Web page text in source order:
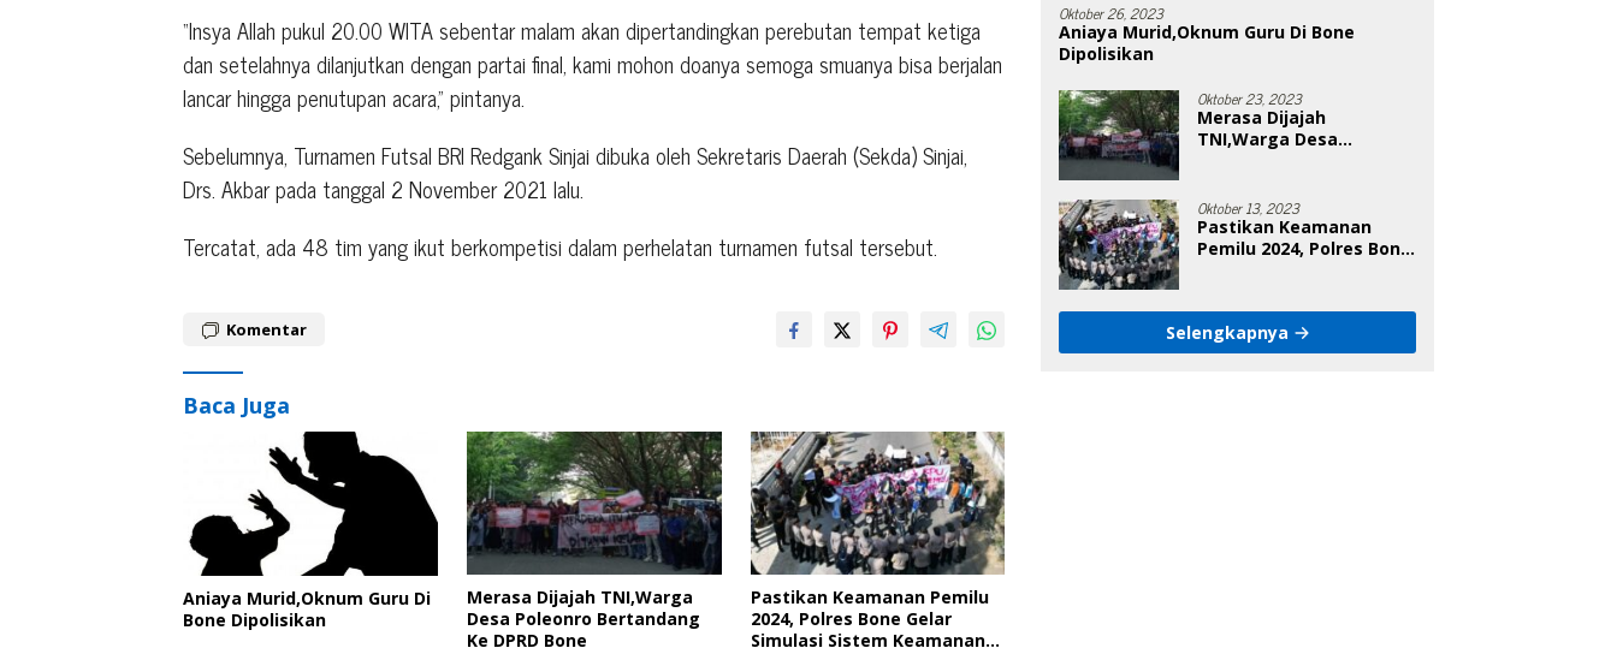
“Insya Allah pukul 20.00 WITA sebentar malam akan dipertandingkan perebutan tempat ketiga
dan setelahnya dilanjutkan dengan partai final, kami mohon doanya semoga smuanya bisa berjalan
lancar hingga penutupan acara,” pintanya.
Sebelumnya, Turnamen Futsal BRI Redgank Sinjai dibuka oleh Sekretaris Daerah (Sekda) Sinjai,
Drs. Akbar pada tanggal 2 November 2021 lalu.
Tercatat, ada 48 tim yang ikut berkompetisi dalam perhelatan turnamen futsal tersebut.
Komentar
Baca Juga
Aniaya Murid,Oknum Guru Di
Bone Dipolisikan
Merasa Dijajah TNI,Warga
Desa Poleonro Bertandang
Ke DPRD Bone
Pastikan Keamanan Pemilu
2024, Polres Bone Gelar
Simulasi Sistem Keamanan
Oktober 26, 2023
Aniaya Murid,Oknum Guru Di Bone
Dipolisikan
Oktober 23, 2023
Merasa Dijajah
TNI,Warga Desa
Oktober 13, 2023
Pastikan Keamanan
Pemilu 2024, Polres Bone
Selengkapnya